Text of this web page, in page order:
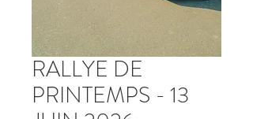
RALLYE DE
PRINTEMPS - 13